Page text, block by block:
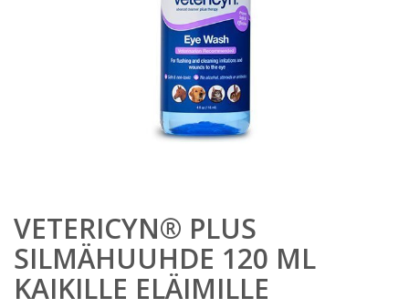
VETERICYN® PLUS
SILMÄHUUHDE 120 ML
KAIKILLE ELÄIMILLE